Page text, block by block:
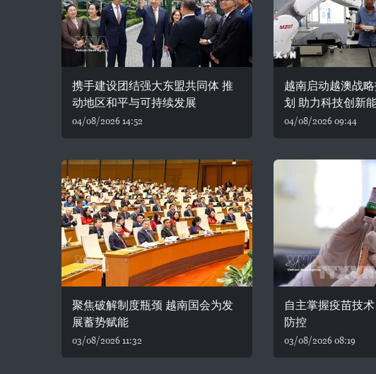
携手建设团结强大东盟共同体 推
动地区和平与可持续发展
04/08/2026 14:52
越南启动越澳战
划 助力科技创新
04/08/2026 09:44
聚焦破解制度瓶颈 越南国会为发
展蓄势赋能
03/08/2026 11:32
自主掌握疫苗技
防控
03/08/2026 08:19